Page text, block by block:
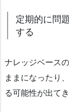
定期的に問
する
ナレッジベース
ままになったり
る可能性が出てき